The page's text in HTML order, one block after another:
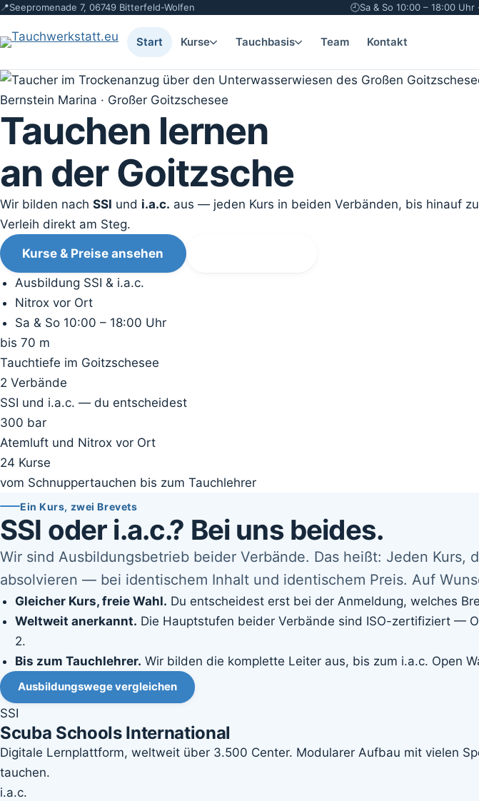
📍Seepromenade 7, 06749 Bitterfeld-Wolfen 🕘Sa & So 10:00 – 18:00
Start Kurse Tauchbasis Team Kontakt
Bernstein Marina · Großer Goitzschesee
Tauchen lernen
an derGoitzsche
Wir bilden nach SSI und i.a.c. aus — jeden Kurs in beiden Verbänden, bis hinauf
Verleih direkt am Steg.
Kurse & Preise ansehen
Ausbildung SSI & i.a.c.
Nitrox vor Ort
Sa & So 10:00 – 18:00 Uhr
bis 70 m
Tauchtiefe im Goitzschesee
2 Verbände
SSI und i.a.c. — du entscheidest
300 bar
Atemluft und Nitrox vor Ort
24 Kurse
vom Schnuppertauchen bis zum Tauchlehrer
Ein Kurs, zwei Brevets
SSI oder i.a.c.? Bei uns beides.
Wir sind Ausbildungsbetrieb beider Verbände. Das heißt: Jeden Kurs,
absolvieren — bei identischem Inhalt und identischem Preis. Auf
Gleicher Kurs, freie Wahl. Du entscheidest erst bei der Anmeldung, welches
Weltweit anerkannt. Die Hauptstufen beider Verbände sind ISO-zertifiziert —
2.
Bis zum Tauchlehrer. Wir bilden die komplette Leiter aus, bis zum i.a.c. Open
Ausbildungswege vergleichen
SSI
Scuba Schools International
Digitale Lernplattform, weltweit über 3.500 Center. Modularer Aufbau mit vielen
tauchen.
i.a.c.